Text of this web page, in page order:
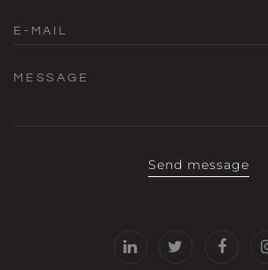
E-MAIL
MESSAGE
Send message